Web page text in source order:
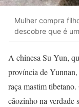
Mulher compra
descobre que é
A chinesa Su Yun,
província de
raça mastim
cãozinho na verdade